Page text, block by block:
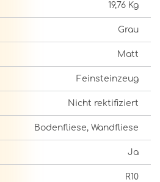
19,76 Kg
Grau
Matt
Feinsteinzeug
Nicht rektifiziert
Bodenfliese, Wandfliese
Ja
R10